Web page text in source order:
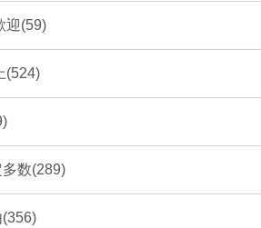
迎(59)
(524)
数(289)